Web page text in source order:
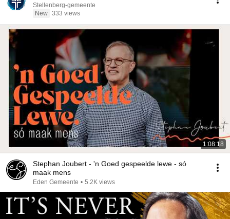
Stellenberg-gemeente
New 333 views
1:08:18
Stephan Joubert - 'n Goed gespeelde lewe - só
maak mens
Eden Gemeente • 5.2K views